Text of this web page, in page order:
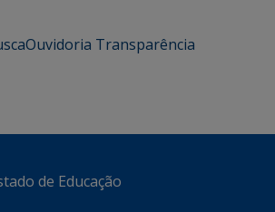
Ouvidoria Transparência
de Educação